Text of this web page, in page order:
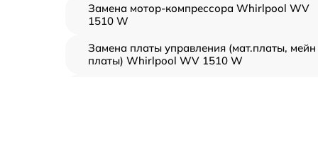
Замена мотор-компрессора Whirlpool WV
1510 W
Замена платы управления (мат.платы, мейн
платы) Whirlpool WV 1510 W